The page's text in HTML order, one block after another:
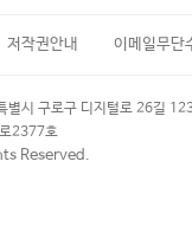
저작권안내 이메일무단
별시 구로구 디지털로 26길
2377호
Reserved.